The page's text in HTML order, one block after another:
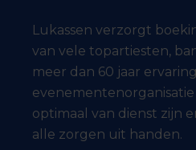
Lukassen verzorgt
van vele topartiesten,
meer dan 60 jaar
optimaal van dienst zijn
alle zorgen uit handen.